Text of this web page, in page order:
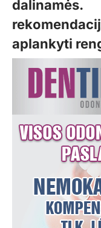
aplankyti